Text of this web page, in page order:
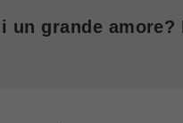
un grande